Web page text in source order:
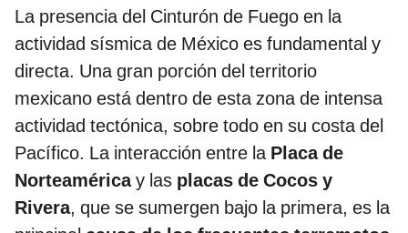
La presencia del Cinturón de Fuego en la
actividad sísmica de México es fundamental y
directa. Una gran porción del territorio
mexicano está dentro de esta zona de intensa
actividad tectónica, sobre todo en su costa del
Pacífico. La interacción entre la Placa de
Norteaméricay las placas de Cocos y
Rivera, que se sumergen bajo la primera, es la